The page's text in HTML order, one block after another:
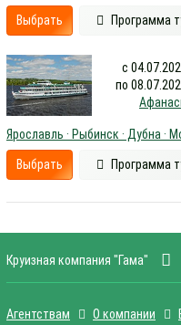
Выбрать Программа
с
по
Ярославль · Рыбинск · Дубна ·
Выбрать Программа
Круизная компания "Гама"
Агентствам О компании